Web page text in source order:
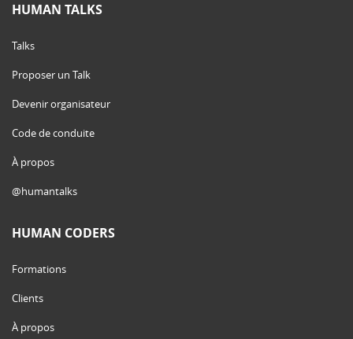
HUMAN TALKS
Talks
Proposer un Talk
Devenir organisateur
Code de conduite
À propos
@humantalks
HUMAN CODERS
Formations
Clients
À propos